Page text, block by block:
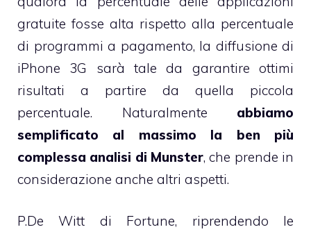
gratuite fosse alta rispetto alla percentuale
di programmi a pagamento, la diffusione di
iPhone 3G sarà tale da garantire ottimi
risultati a partire da quella piccola
percentuale. Naturalmente abbiamo
semplificato al massimo la ben più
complessa analisi di Munster, che prende in
considerazione anche altri aspetti.
P.De Witt di Fortune, riprendendo le